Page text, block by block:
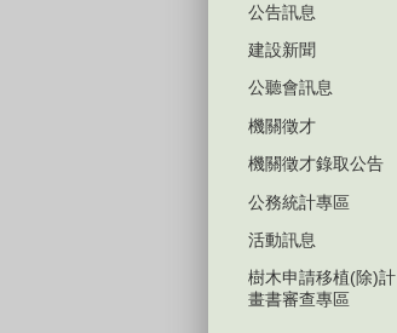
公告訊息
建設新聞
公聽會訊息
機關徵才
機關徵才錄取公告
公務統計專區
活動訊息
樹木申請移植(除)計
畫書審查專區